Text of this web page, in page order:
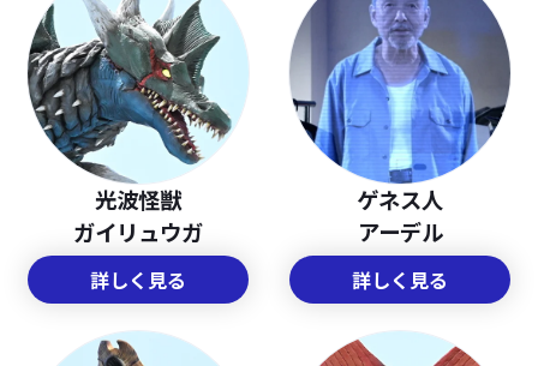
光波怪獣
ガイリュウガ
詳しく見る
ゲネス人
アーデル
詳しく見る